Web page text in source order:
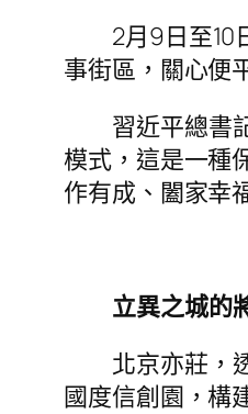
2月9日至10
事街區，關心便
習近平總書
模式，這是一種
作有成、闔家幸
立異之城的
北京亦莊，
國度信創園，構